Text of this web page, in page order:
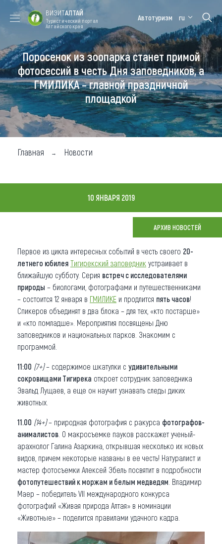
Форум VISIT
ALTAI
Цветение
маральника
Медицинский
форум
Алтайская
зимовка
Туры
Где побывать
Чем заняться
Где остановиться
О регионе
Коллекция впечатлений
Другие рубрики
ВИЗИТАЛТАЙ
Туристический портал
Алтайского края
Автотуризм ru
Поросенок из зоопарка станет примой
фотосессий в честь Дня заповедников, а
ГМИЛИКА – главной праздничной
площадкой
Главная Новости
10 ЯНВАРЯ 2019
АРХИВ НОВОСТЕЙ
Первое из цикла интересных событий в честь своего 20-
летнего юбилея Тигирекский заповедник устраивает в
ближайшую субботу. Серия встреч с исследователями
природы – биологами, фотографами и путешественниками
– состоится 12 января в ГМИЛИКЕ и продлится пять часов!
Спикеров объединят в два блока – для тех, «кто постарше»
и «кто помладше». Мероприятия посвящены Дню
заповедников и национальных парков. Знакомим с
программой.
11:00 (7+)– содержимое шкатулки с удивительными
сокровищами Тигирека откроет сотрудник заповедника
Эвальд Лущаев, а еще он научит узнавать следы диких
животных.
11.00 (14+)– природная фотография с ракурса фотографов-
анималистов . О макросъемке пауков расскажет ученый-
арахнолог Галина Азаркина, открывшая несколько их новых
видов, причем некоторые названы в ее честь! Натуралист и
мастер фотосъемки Алексей Эбель посвятит в подробности
фотопутешествий к моржам и белым медведям . Владимир
Маер – победитель VII международного конкурса
фотографий «Живая природа Алтая» в номинации
«Животные» – поделится правилами удачного кадра.